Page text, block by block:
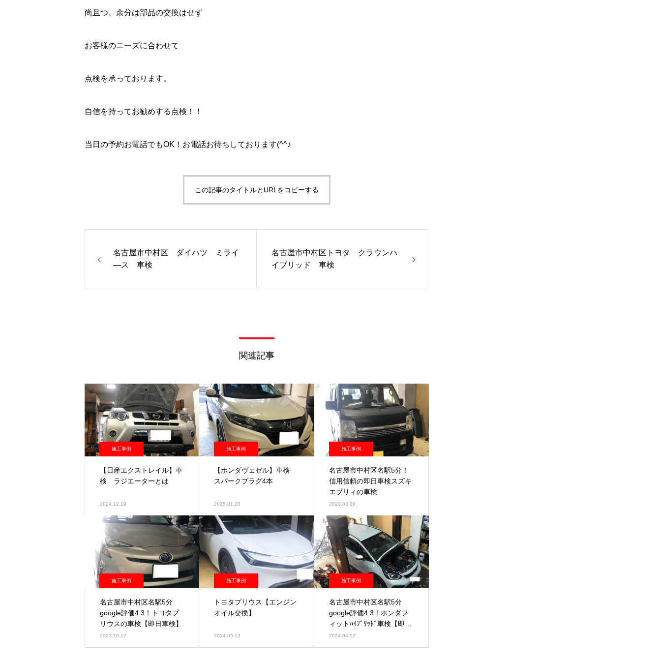
尚且つ、余分は部品の交換はせず
お客様のニーズに合わせて
点検を承っております。
自信を持ってお勧めする点検！！
当日の予約お電話でもOK！お電話お待ちしております(^^♪
この記事のタイトルとURLをコピーする
名古屋市中村区 ダイハツ ミライ
―ス 車検
名古屋市中村区トヨタ クラウンハ
イブリッド 車検
関連記事
施工事例
【日産エクストレイル】車
検 ラジエーターとは
2024.12.19
施工事例
【ホンダヴェゼル】車検
スパークプラグ4本
2025.01.20
施工事例
名古屋市中村区名駅5分！
信用信頼の即日車検スズキ
エブリィの車検
2023.08.09
施工事例
名古屋市中村区名駅5分
google評価4.3！トヨタプ
リウスの車検【即日車検】
2023.10.17
施工事例
トヨタプリウス【エンジン
オイル交換】
2024.05.13
施工事例
名古屋市中村区名駅5分
google評価4.3！ホンダフ
ィットﾊｲﾌﾞﾘｯﾄﾞ車検【即日
車検】
2024.04.02